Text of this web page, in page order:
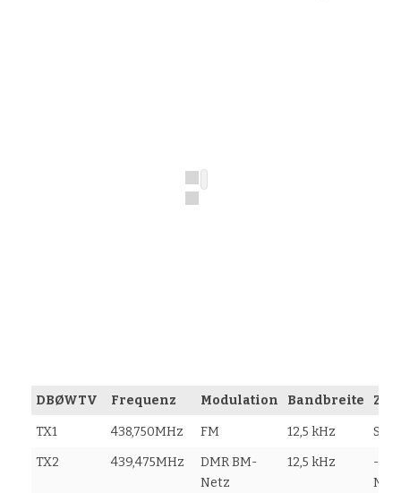
DBØWTV Frequenz Modulation Bandbreite
TX1 438,750MHz FM 12,5 kHz
TX2
439,475MHz
DMR BM-
Netz
12,5 kHz
-